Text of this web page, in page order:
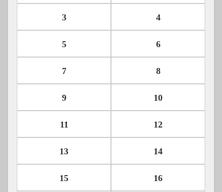
3 4
5 6
7 8
9 10
11 12
13 14
15 16